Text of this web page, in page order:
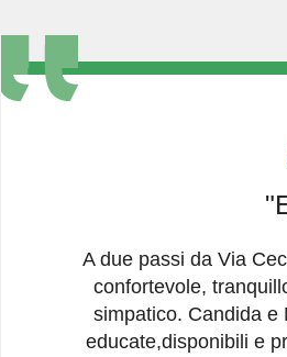
A due passi da Via
confortevole,
simpatico. Candida e
educate,disponibili e